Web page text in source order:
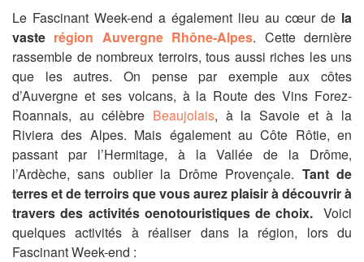
Le Fascinant Week-end a également lieu au cœur de la
vaste région Auvergne Rhône-Alpes. Cette dernière
rassemble de nombreux terroirs, tous aussi riches les uns
que les autres. On pense par exemple aux côtes
d’Auvergne et ses volcans, à la Route des Vins Forez-
Roannais, au célèbre Beaujolais, à la Savoie et à la
Riviera des Alpes. Mais également au Côte Rôtie, en
passant par l’Hermitage, à la Vallée de la Drôme,
l’Ardèche, sans oublier la Drôme Provençale. Tant de
terres et de terroirs que vous aurez plaisir à découvrir à
travers des activités oenotouristiques de choix. Voici
quelques activités à réaliser dans la région, lors du
Fascinant Week-end :